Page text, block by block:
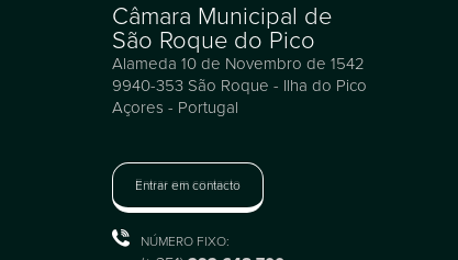
Câmara Municipal de
São Roque do Pico
Alameda 10 de Novembro de 1542
9940-353 São Roque - Ilha do Pico
Açores - Portugal
Entrar em contacto
NÚMERO FIXO: